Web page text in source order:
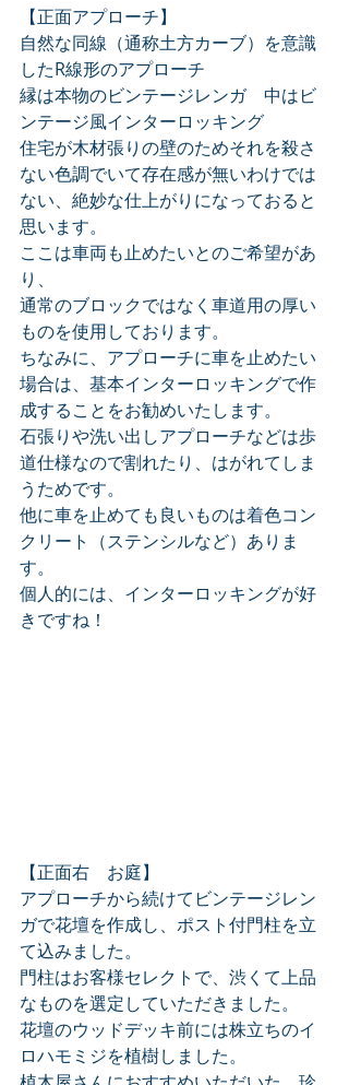
【正面アプローチ】
自然な同線（通称土方カーブ）を意識
したR線形のアプローチ
縁は本物のビンテージレンガ　中はビ
ンテージ風インターロッキング
住宅が木材張りの壁のためそれを殺さ
ない色調でいて存在感が無いわけでは
ない、絶妙な仕上がりになっておると
思います。
ここは車両も止めたいとのご希望があ
り、
通常のブロックではなく車道用の厚い
ものを使用しております。
ちなみに、アプローチに車を止めたい
場合は、基本インターロッキングで作
成することをお勧めいたします。
石張りや洗い出しアプローチなどは歩
道仕様なので割れたり、はがれてしま
うためです。
他に車を止めても良いものは着色コン
クリート（ステンシルなど）ありま
す。
個人的には、インターロッキングが好
きですね！
【正面右　お庭】
アプローチから続けてビンテージレン
ガで花壇を作成し、ポスト付門柱を立
て込みました。
門柱はお客様セレクトで、渋くて上品
なものを選定していただきました。
花壇のウッドデッキ前には株立ちのイ
ロハモミジを植樹しました。